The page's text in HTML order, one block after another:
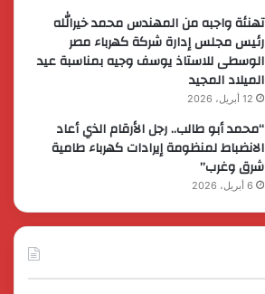
تهنئة واجبه من المهندس محمد خيرالله
رئيس مجلس إدارة شركة كهرباء مصر
الوسطى للاستاذ يوسف وجيه بمناسبة عيد
الميلاد المجيد
12 أبريل، 2026
“محمد أبو طالب.. رجل الأرقام الذي أعاد
الانضباط لمنظومة إيرادات كهرباء طامية
شرق وغرب”
6 أبريل، 2026